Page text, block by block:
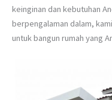
keinginan dan kebutuhan
berpengalaman dalam,
untuk bangun rumah yang